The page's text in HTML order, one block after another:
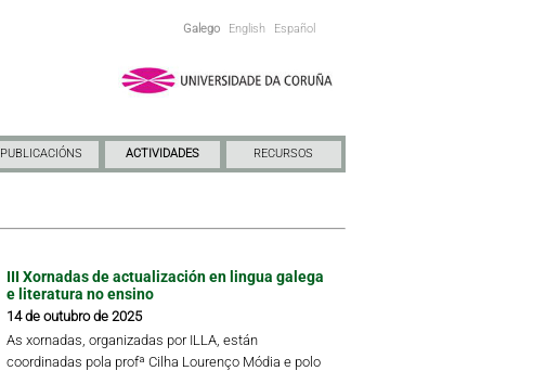
Galego English Español
PUBLICACIÓNS ACTIVIDADES RECURSOS
III Xornadas de actualización en lingua galega
e literatura no ensino
14 de outubro de 2025
As xornadas, organizadas por ILLA, están
coordinadas pola profª Cilha Lourenço Módia e polo